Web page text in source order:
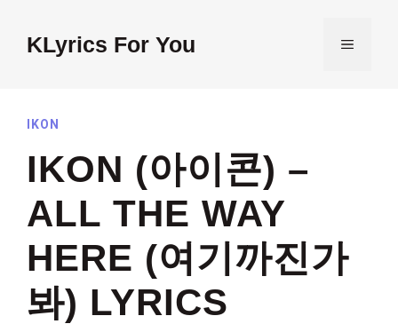
contentKLyrics For You MENU
IKON
IKON (아이콘) –
ALL THE WAY
HERE (여기까진가
봐) LYRICS